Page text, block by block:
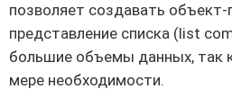
позволяет создавать
представление списка (list
большие объемы данных, так
мере необходимости.